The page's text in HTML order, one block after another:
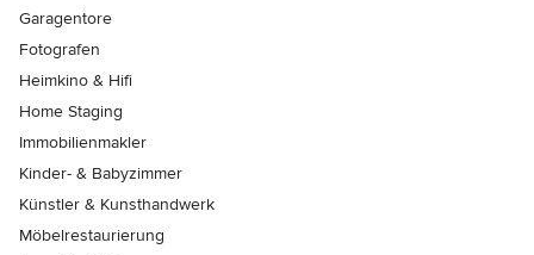
Garagentore
Fotografen
Heimkino & Hifi
Home Staging
Immobilienmakler
Kinder- & Babyzimmer
Künstler & Kunsthandwerk
Möbelrestaurierung